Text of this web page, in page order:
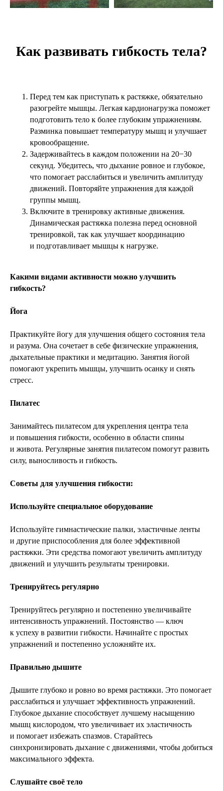
Как развивать гибкость тела?
Перед тем как приступать к растяжке, обязательно
разогрейте мышцы. Легкая кардионагрузка поможет
подготовить тело к более глубоким упражнениям.
Разминка повышает температуру мышц и улучшает
кровообращение.
Задерживайтесь в каждом положении на 20−30
секунд. Убедитесь, что дыхание ровное и глубокое,
что помогает расслабиться и увеличить амплитуду
движений. Повторяйте упражнения для каждой
группы мышц.
Включите в тренировку активные движения.
Динамическая растяжка полезна перед основной
тренировкой, так как улучшает координацию
и подготавливает мышцы к нагрузке.
Какими видами активности можно улучшить
гибкость?
Йога
Практикуйте йогу для улучшения общего состояния тела
и разума. Она сочетает в себе физические упражнения,
дыхательные практики и медитацию. Занятия йогой
помогают укрепить мышцы, улучшить осанку и снять
стресс.
Пилатес
Занимайтесь пилатесом для укрепления центра тела
и повышения гибкости, особенно в области спины
и живота. Регулярные занятия пилатесом помогут развить
силу, выносливость и гибкость.
Советы для улучшения гибкости:
Используйте специальное оборудование
Используйте гимнастические палки, эластичные ленты
и другие приспособления для более эффективной
растяжки. Эти средства помогают увеличить амплитуду
движений и улучшить результаты тренировки.
Тренируйтесь регулярно
Тренируйтесь регулярно и постепенно увеличивайте
интенсивность упражнений. Постоянство — ключ
к успеху в развитии гибкости. Начинайте с простых
упражнений и постепенно усложняйте их.
Правильно дышите
Дышите глубоко и ровно во время растяжки. Это помогает
расслабиться и улучшает эффективность упражнений.
Глубокое дыхание способствует лучшему насыщению
мышц кислородом, что увеличивает их эластичность
и помогает избежать спазмов. Старайтесь
синхронизировать дыхание с движениями, чтобы добиться
максимального эффекта.
Слушайте своё тело